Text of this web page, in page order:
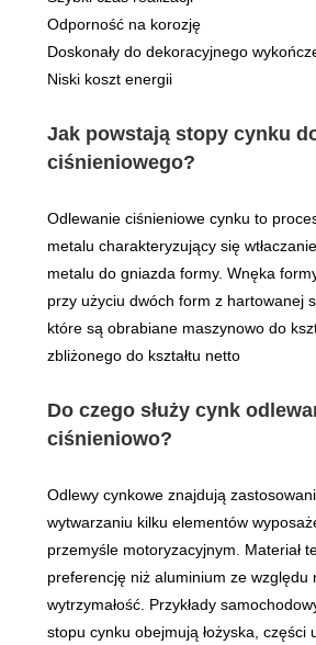
Odporność na korozję
Doskonały do ​​dekoracyjnego
Niski koszt energii
Jak powstają stopy cynku
ciśnieniowego?
Odlewanie ciśnieniowe cynku to
metalu charakteryzujący się
metalu do gniazda formy. Wnęka
przy użyciu dwóch form z hartowanej
które są obrabiane maszynowo do
zbliżonego do kształtu netto
Do czego służy cynk
ciśnieniowo?
Odlewy cynkowe znajdują
wytwarzaniu kilku elementów
przemyśle motoryzacyjnym. Materiał
preferencję niż aluminium ze względu
wytrzymałość. Przykłady
stopu cynku obejmują łożyska, części